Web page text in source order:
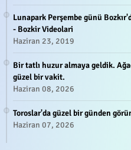
Lunapark Perşembe günü
- Bozkir Videolari
Haziran 23, 2019
Bir tatlı huzur almaya geldik.
güzel bir vakit.
Haziran 08, 2026
Toroslar'da güzel bir günden
Haziran 07, 2026